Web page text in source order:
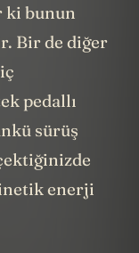
ki bunun
Bir de diğer
pedallı
sürüş
enerji